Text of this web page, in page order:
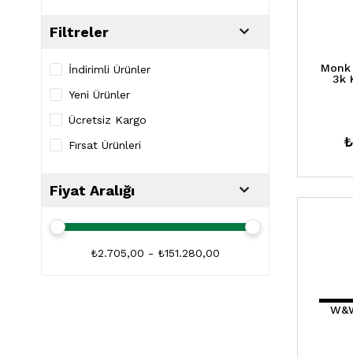
PSE
SANLIDA
TOPOINT
WIAWIS
Filtreler
İndirimli Ürünler
Yeni Ürünler
Ücretsiz Kargo
Fırsat Ürünleri
Fiyat Aralığı
₺2.705,00 - ₺151.280,00
Monk
3k